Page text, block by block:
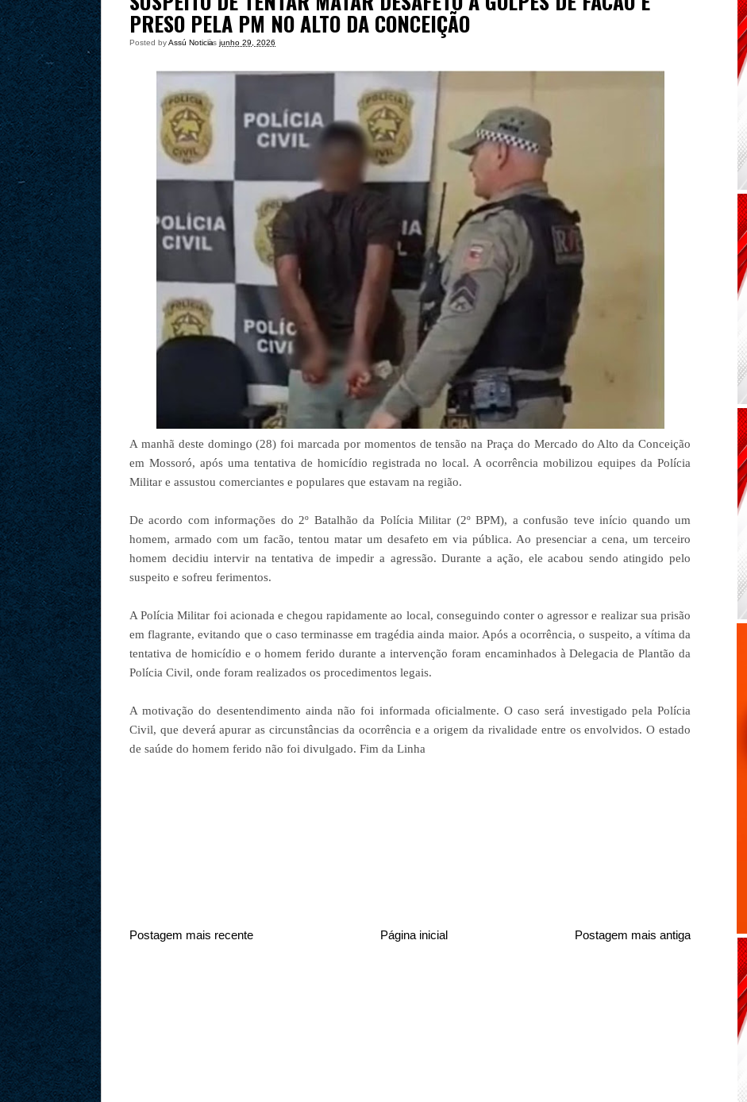
PRESO PELA PM NO ALTO DA CONCEIÇÃO
Posted byAssú Noticia
às junho 29, 2026
A manhã deste domingo (28) foi marcada por momentos de tensão na Praça do Mercado do Alto da Conceição
em Mossoró, após uma tentativa de homicídio registrada no local. A ocorrência mobilizou equipes da Polícia
Militar e assustou comerciantes e populares que estavam na região.
De acordo com informações do 2º Batalhão da Polícia Militar (2º BPM), a confusão teve início quando um
homem, armado com um facão, tentou matar um desafeto em via pública. Ao presenciar a cena, um terceiro
homem decidiu intervir na tentativa de impedir a agressão. Durante a ação, ele acabou sendo atingido pelo
suspeito e sofreu ferimentos.
A Polícia Militar foi acionada e chegou rapidamente ao local, conseguindo conter o agressor e realizar sua prisão
em flagrante, evitando que o caso terminasse em tragédia ainda maior. Após a ocorrência, o suspeito, a vítima da
tentativa de homicídio e o homem ferido durante a intervenção foram encaminhados à Delegacia de Plantão da
Polícia Civil, onde foram realizados os procedimentos legais.
A motivação do desentendimento ainda não foi informada oficialmente. O caso será investigado pela Polícia
Civil, que deverá apurar as circunstâncias da ocorrência e a origem da rivalidade entre os envolvidos. O estado
de saúde do homem ferido não foi divulgado. Fim da Linha
Postagem mais recente Postagem mais antiga
Página inicial